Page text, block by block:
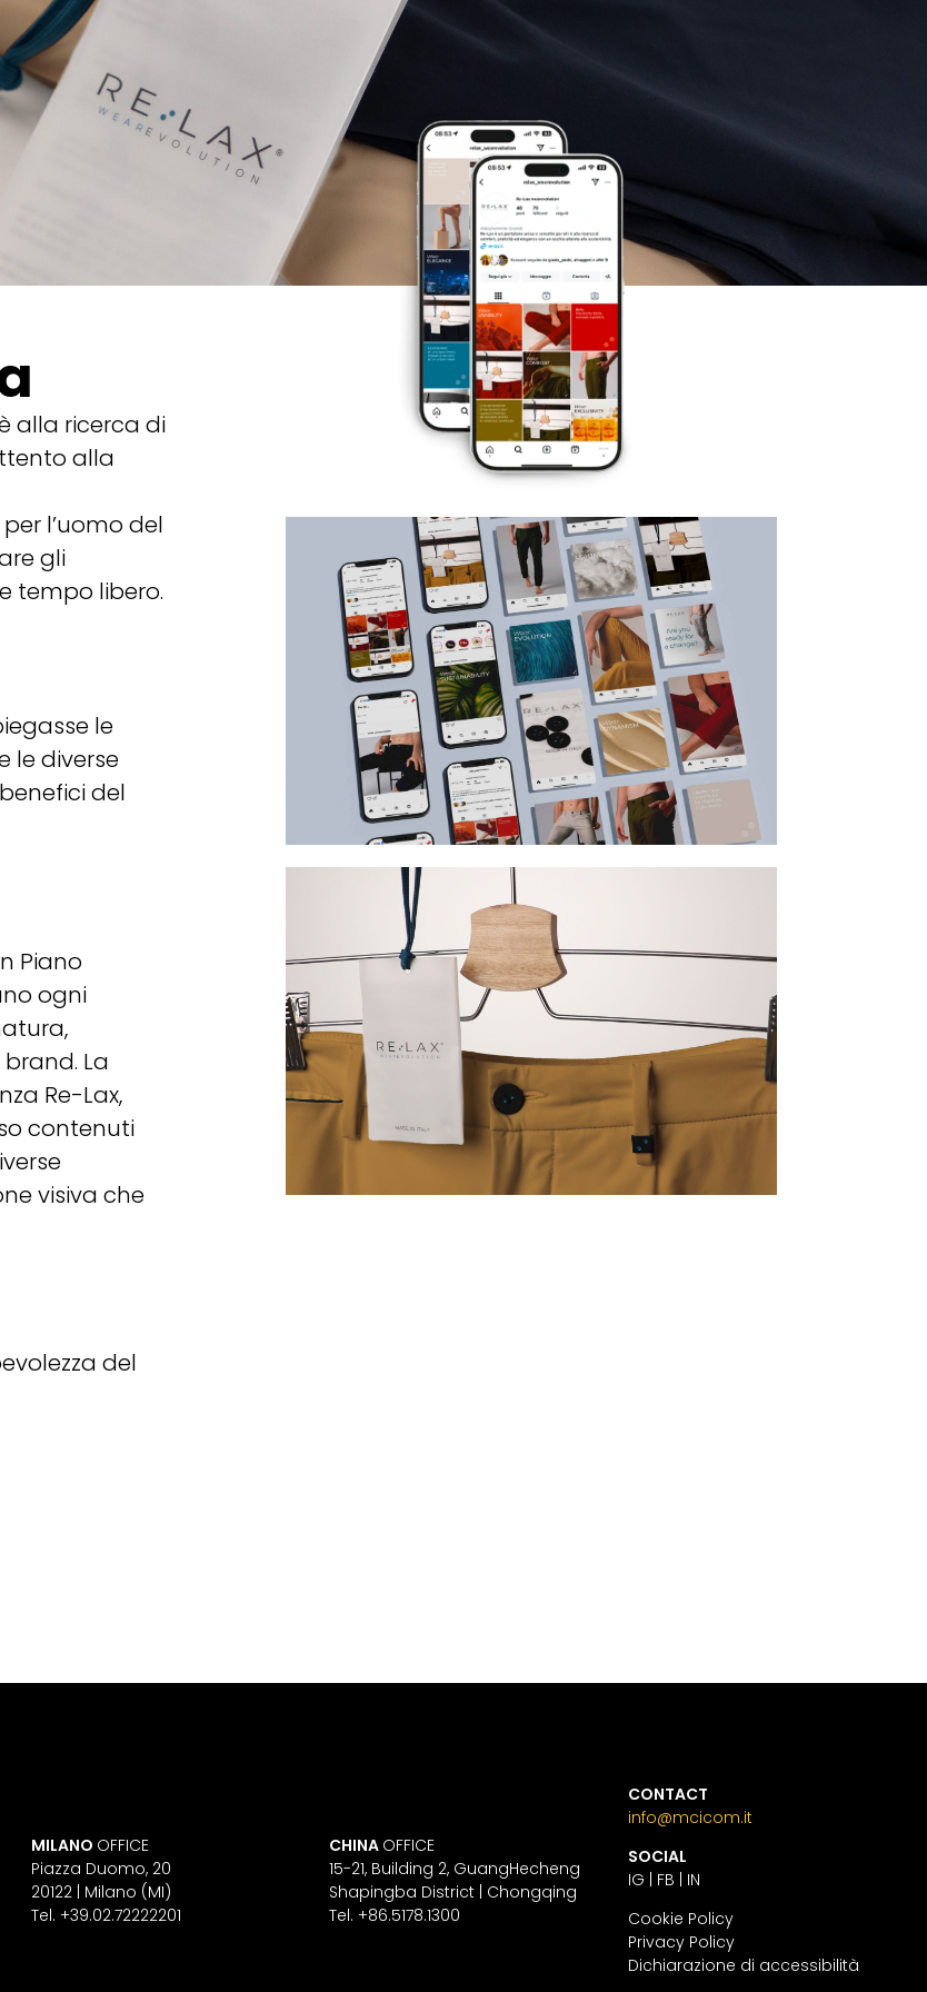
alla ricerca di
alla
l’uomo del
gli
tempo libero.
le
le diverse
del
Piano
ogni
La
Re-Lax,
contenuti
visiva che
del
MILANO OFFICE
Piazza Duomo, 20
20122 | Milano (MI)
Tel. +39.02.72222201
CHINA OFFICE
15-21, Building 2, GuangHecheng
Shapingba District | Chongqing
Tel. +86.5178.1300
CONTACT
info@mcicom.it
SOCIAL
IG
FB
IN
Cookie Policy
Privacy Policy
Dichiarazione di accessibilità